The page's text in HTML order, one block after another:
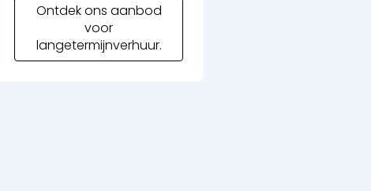
Ontdek ons aanbod
voor
langetermijnverhuur.